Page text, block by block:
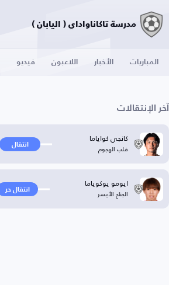
مدرسة تاكاناواداي ( اليابان )
المباريات الأخبار اللاعبون فيديو
آخر الإنتقالات
كانجي كواياما
قلب الهجوم انتقال
ايومو يوكوياما
الجناح الأيسر انتقال حر